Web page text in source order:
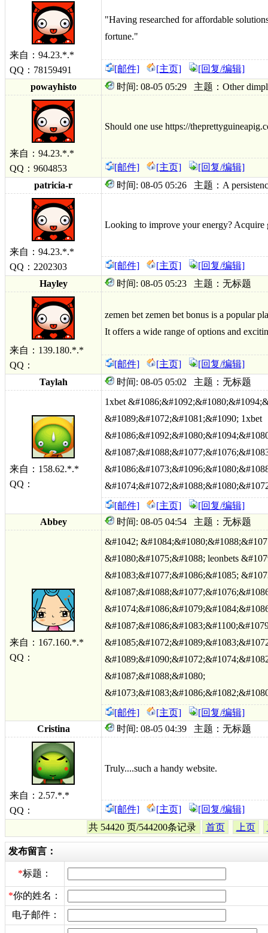
来自：94.23.*.*
QQ：78159491
"Having researched for affordable
fortune."
[邮件] [主页]
[回复/编辑]
powayhisto
时间: 08-05 05:29 主题：Other
来自：94.23.*.*
QQ：9604853
Should one use https://
[邮件] [主页]
[回复/编辑]
patricia-r
时间: 08-05 05:26 主题：A
来自：94.23.*.*
QQ：2202303
Looking to improve your energy? Acquire
[邮件] [主页]
[回复/编辑]
Hayley
时间: 08-05 05:23 主题：无标题
来自：139.180.*.*
QQ：
zemen bet zemen bet bonus is a popular
It offers a wide range of options and
[邮件] [主页]
[回复/编辑]
Taylah
时间: 08-05 05:02 主题：无标题
来自：158.62.*.*
QQ：
1xbet
&#1089;&#1072;&#1081;&#1090; 1xbet
[邮件]
[主页]
[回复/编辑]
Abbey
时间: 08-05 04:54 主题：无标题
来自：167.160.*.*
QQ：
&#1042;
&#1080;&#1075;&#1088; leonbets
&#1083;&#1077;&#1086;&#1085;
&#1087;&#1088;&#1080;
[邮件]
[主页]
[回复/编辑]
Cristina
时间: 08-05 04:39 主题：无标题
来自：2.57.*.*
QQ：
Truly....such a handy website.
[邮件] [主页]
[回复/编辑]
共 54420 页/544200条记录
首页 上页
发布留言：
*标题：
*你的姓名：
电子邮件：